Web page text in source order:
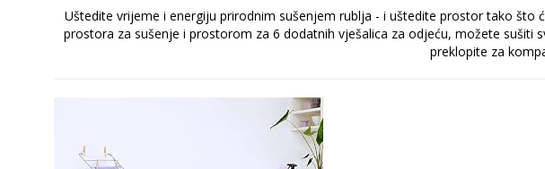
Uštedite vrijeme i energiju prirodnim sušenjem rublja - i uštedite prostor tako što
prostora za sušenje i prostorom za 6 dodatnih vješalica za odjeću, možete sušiti
preklopite za